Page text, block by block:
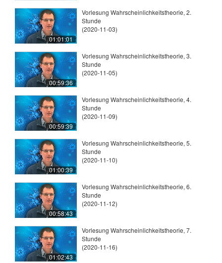
01:01:01
Vorlesung Wahrscheinlichkeitstheorie, 2.
Stunde
(2020-11-03)
00:59:36
Vorlesung Wahrscheinlichkeitstheorie, 3.
Stunde
(2020-11-05)
00:59:39
Vorlesung Wahrscheinlichkeitstheorie, 4.
Stunde
(2020-11-09)
01:00:39
Vorlesung Wahrscheinlichkeitstheorie, 5.
Stunde
(2020-11-10)
00:58:43
Vorlesung Wahrscheinlichkeitstheorie, 6.
Stunde
(2020-11-12)
01:02:43
Vorlesung Wahrscheinlichkeitstheorie, 7.
Stunde
(2020-11-16)